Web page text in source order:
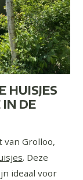
HUISJES
DE
van Grolloo,
. Deze
ideaal voor